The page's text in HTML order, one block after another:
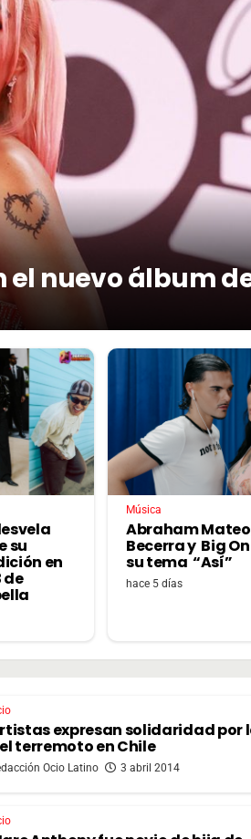
el nuevo álbum
su
en
de
Música
Abraham
Becerra y Big
su tema “Así”
hace 5 días
expresan solidaridad por
terremoto en Chile
Ocio Latino 3 abril 2014